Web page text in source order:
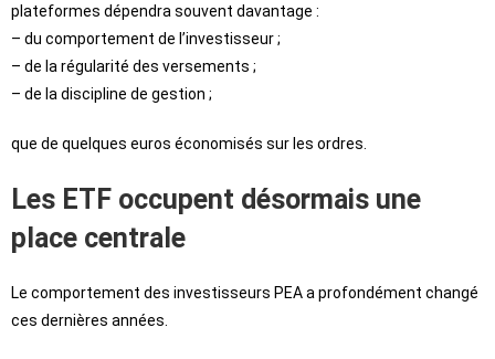
plateformes dépendra souvent davantage :
– du comportement de l’investisseur ;
– de la régularité des versements ;
– de la discipline de gestion ;
que de quelques euros économisés sur les ordres.
Les ETF occupent désormais une
place centrale
Le comportement des investisseurs PEA a profondément changé
ces dernières années.